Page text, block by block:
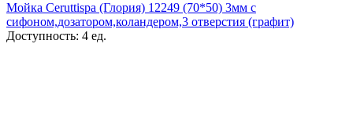
Мойка Ceruttispa (Глория) 12249 (70*50) 3мм с
сифоном,дозатором,коландером,3 отверстия (графит)
Доступность: 4 ед.